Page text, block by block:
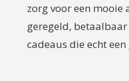
zorg voor een mooie
geregeld,
cadeaus die echt